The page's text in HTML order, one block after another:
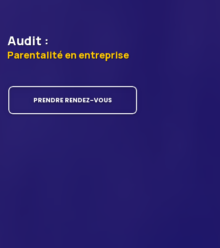
Audit :
Parentalité en entreprise
PRENDRE RENDEZ-VOUS